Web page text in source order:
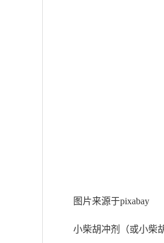
图片来源于pixabay
小柴胡冲剂（或小柴